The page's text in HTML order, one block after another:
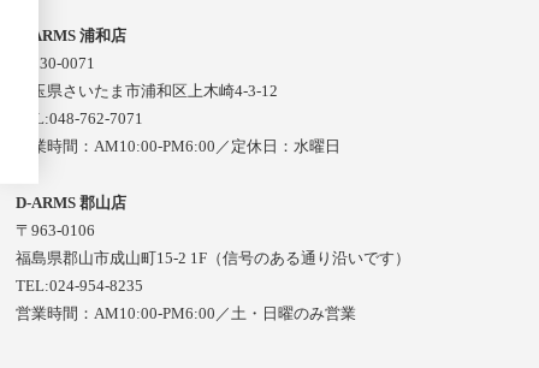
D-ARMS 浦和店
〒330-0071
埼玉県さいたま市浦和区上木崎4-3-12
TEL:048-762-7071
営業時間：AM10:00-PM6:00／定休日：水曜日
D-ARMS 郡山店
〒963-0106
福島県郡山市成山町15-2 1F（信号のある通り沿いです）
TEL:024-954-8235
営業時間：AM10:00-PM6:00／土・日曜のみ営業